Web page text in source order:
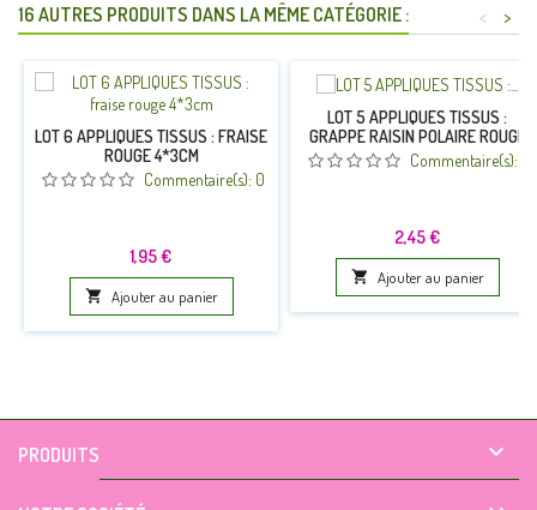
16 AUTRES PRODUITS DANS LA MÊME CATÉGORIE : >
<
LOT 6 APPLIQUES TISSUS : FRAISE
ROUGE 4*3CM
Commentaire(s): 0
Prix
1,95 €
 Ajouter au panier
LOT 5 APPLIQUES TISSUS :
GRAPPE RAISIN POLAIRE ROUGE
5*3.5CM
Commentaire(s):
Prix
2,45 €
 Ajouter au panier
PRODUITS 